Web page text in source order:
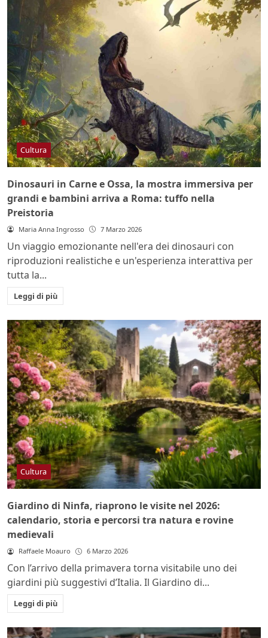
Cultura
Dinosauri in Carne e Ossa, la mostra immersiva per
grandi e bambini arriva a Roma: tuffo nella
Preistoria
Maria Anna Ingrosso 7 Marzo 2026
Un viaggio emozionante nell'era dei dinosauri con
riproduzioni realistiche e un'esperienza interattiva per
tutta la...
Leggi di più
Cultura
Giardino di Ninfa, riaprono le visite nel 2026:
calendario, storia e percorsi tra natura e rovine
medievali
Raffaele Moauro 6 Marzo 2026
Con l’arrivo della primavera torna visitabile uno dei
giardini più suggestivi d’Italia. Il Giardino di...
Leggi di più